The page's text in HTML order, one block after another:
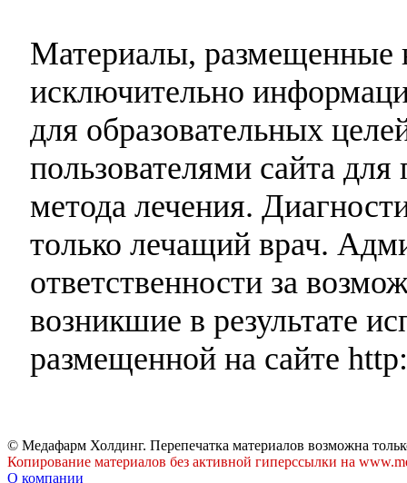
Материалы, размещенные
исключительно
для образовательных
пользователями сайта
метода лечения.
только лечащий врач.
ответственности за
возникшие в результате
размещенной на сайте
© Медафарм Холдинг. Перепечатка материалов возможна
Копирование материалов без активной гиперссылки на
О компании